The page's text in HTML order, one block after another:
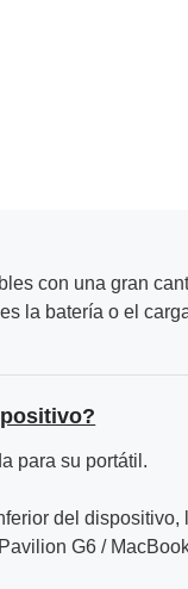
con una gran
la batería o el
para su portátil.
del
G6 /